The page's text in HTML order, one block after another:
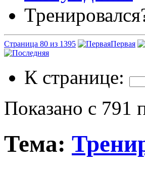
Страница 80 из 1395 Первая
К странице:
Показано с 791
Тема: